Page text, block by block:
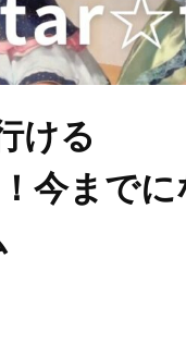
ける
今までに